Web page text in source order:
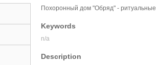
Похоронный дом "Обряд" - ритуальные
Keywords
n/a
Description